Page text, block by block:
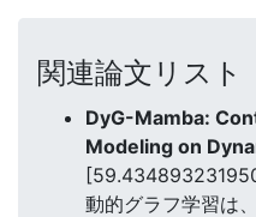
関連論文リスト
DyG-Mamba:
Modeling on
動的グラフ学習は